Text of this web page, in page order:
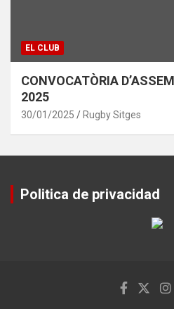
EL CLUB
CONVOCATÒRIA
2025
30/01/2025 Rugby Sitges
Politica de privacidad